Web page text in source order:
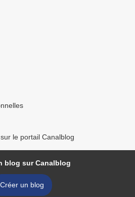
le portail Canalblog
blog sur Canalblog
Créer un blog